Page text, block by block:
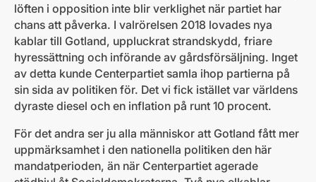
löften i opposition inte blir verklighet när partiet har
chans att påverka. I valrörelsen 2018 lovades nya
kablar till Gotland, uppluckrat strandskydd, friare
hyressättning och införande av gårdsförsäljning. Inget
av detta kunde Centerpartiet samla ihop partierna på
sin sida av politiken för. Det vi fick istället var världens
dyraste diesel och en inflation på runt 10 procent.
För det andra ser ju alla människor att Gotland fått mer
uppmärksamhet i den nationella politiken den här
mandatperioden, än när Centerpartiet agerade